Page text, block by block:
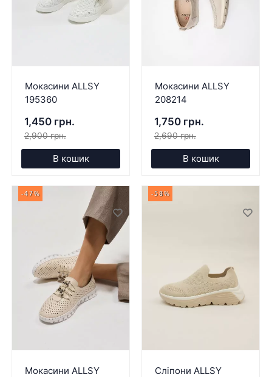
Мокасини ALLSY
195360
1,450 грн.
2,900 грн.
В кошик
Мокасини ALLSY
208214
1,750 грн.
2,690 грн.
В кошик
-47%
Мокасини ALLSY
-58%
Сліпони ALLSY